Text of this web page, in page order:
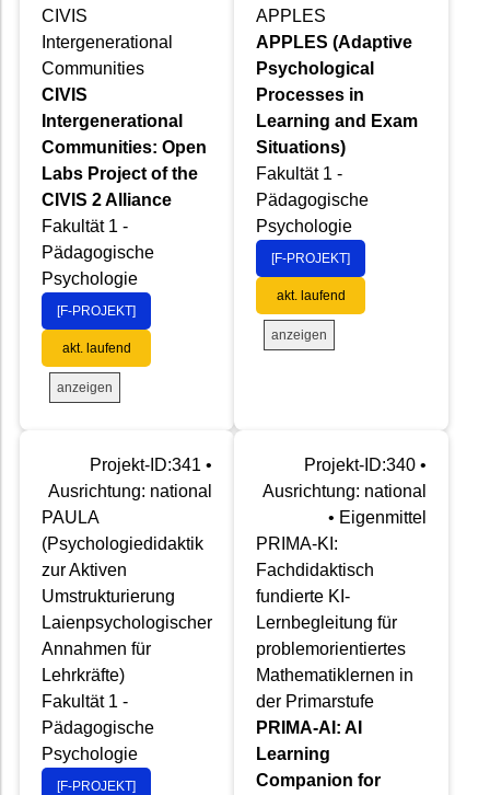
CIVIS
Intergenerational
Communities
CIVIS
Intergenerational
Communities: Open
Labs Project of the
CIVIS 2 Alliance
Fakultät 1 -
Pädagogische
Psychologie
[F-PROJEKT]
akt. laufend
anzeigen
APPLES
APPLES (Adaptive
Psychological
Processes in
Learning and Exam
Situations)
Fakultät 1 -
Pädagogische
Psychologie
[F-PROJEKT]
akt. laufend
anzeigen
Projekt-ID:341 •
Ausrichtung: national
PAULA
(Psychologiedidaktik
zur Aktiven
Umstrukturierung
Laienpsychologischer
Annahmen für
Lehrkräfte)
Fakultät 1 -
Pädagogische
Psychologie
[F-PROJEKT]
Projekt-ID:340 •
Ausrichtung: national
• Eigenmittel
PRIMA-KI:
Fachdidaktisch
fundierte KI-
Lernbegleitung für
problemorientiertes
Mathematiklernen in
der Primarstufe
PRIMA-AI: AI
Learning
Companion for